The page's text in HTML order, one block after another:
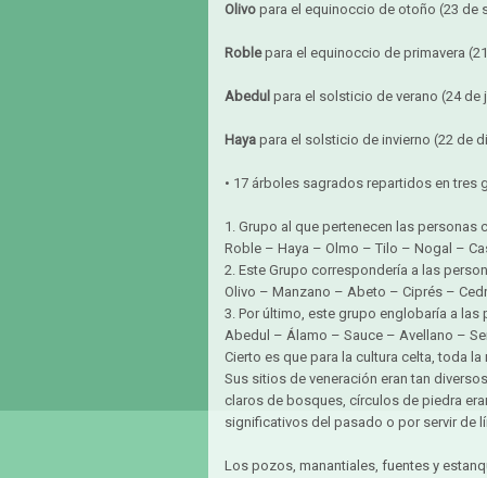
Olivo para el equinoccio de otoño (23 de
Roblepara el equinoccio de primavera
Abedul para el solsticio de verano (24 de
Haya para el solsticio de invierno (22 de
• 17 árboles sagrados repartidos en tres
1. Grupo al que pertenecen las
Roble – Haya – Olmo – Tilo – Nogal –
2. Este Grupo correspondería a las
Olivo – Manzano – Abeto – Ciprés –
3. Por último, este grupo englobaría a
Abedul – Álamo – Sauce – Avellano –
Cierto es que para la cultura celta, toda
Sus sitios de veneración eran tan
claros de bosques, círculos de piedra
significativos del pasado o por servir de
Los pozos, manantiales, fuentes y